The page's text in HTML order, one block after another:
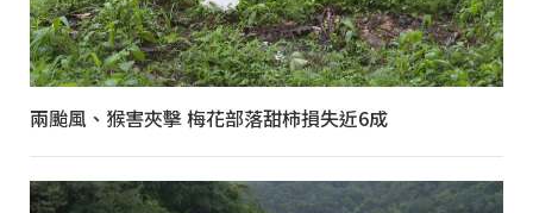
兩颱風、猴害夾擊 梅花部落甜柿損失近6成